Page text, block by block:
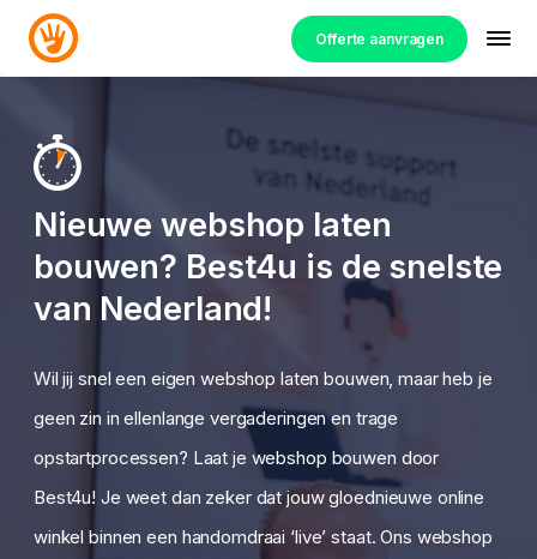
Offerte aanvragen
Nieuwe webshop laten
bouwen? Best4u is de snelste
van Nederland!
Wil jij snel een eigen webshop laten bouwen, maar heb je
geen zin in ellenlange vergaderingen en trage
opstartprocessen? Laat je webshop bouwen door
Best4u! Je weet dan zeker dat jouw gloednieuwe online
winkel binnen een handomdraai ‘live’ staat. Ons webshop